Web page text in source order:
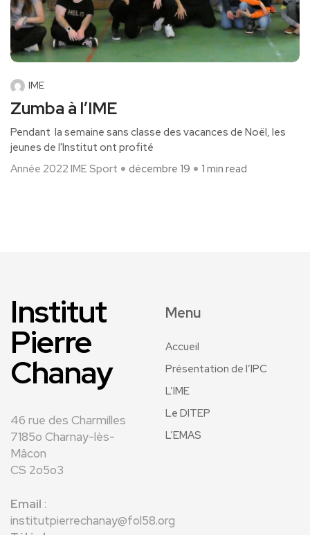
IME
Zumba à l’IME
Pendant la semaine sans classe des vacances de Noël, les
jeunes de l'Institut ont profité
Année 2022 IME Sport décembre 19 1 min read
Institut
Pierre
Chanay
46 rue des Charmilles
7185o Charnay-lès-
Mâcon
CS 2o5o3
Email :
institutpierrechanay@fol58.org
Menu
Accueil
Présentation de l’IPC
L’IME
Le DITEP
L’EMAS